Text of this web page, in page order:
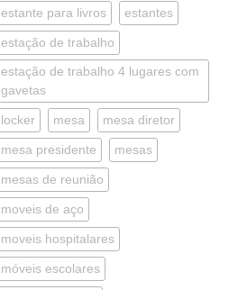
estante para livros estantes
estação de trabalho
estação de trabalho 4 lugares com
gavetas
locker mesa mesa diretor
mesa presidente mesas
mesas de reunião
moveis de aço
moveis hospitalares
móveis escolares